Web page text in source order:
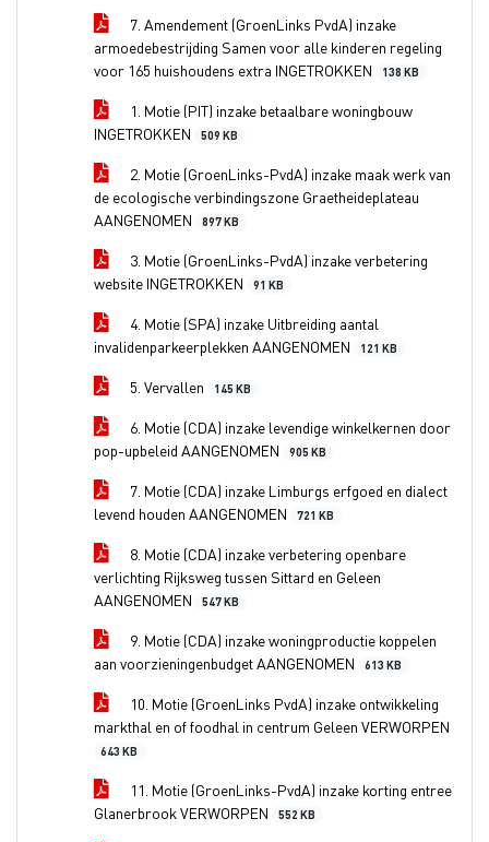
7. Amendement (GroenLinks PvdA) inzake
armoedebestrijding Samen voor alle kinderen regeling
voor 165 huishoudens extra INGETROKKEN
138 KB
1. Motie (PIT) inzake betaalbare woningbouw
INGETROKKEN
509 KB
2. Motie (GroenLinks-PvdA) inzake maak werk van
de ecologische verbindingszone Graetheideplateau
AANGENOMEN
897 KB
3. Motie (GroenLinks-PvdA) inzake verbetering
website INGETROKKEN
91 KB
4. Motie (SPA) inzake Uitbreiding aantal
invalidenparkeerplekken AANGENOMEN
121 KB
5. Vervallen 145 KB
6. Motie (CDA) inzake levendige winkelkernen door
pop-upbeleid AANGENOMEN
905 KB
7. Motie (CDA) inzake Limburgs erfgoed en dialect
levend houden AANGENOMEN
721 KB
8. Motie (CDA) inzake verbetering openbare
verlichting Rijksweg tussen Sittard en Geleen
AANGENOMEN
547 KB
9. Motie (CDA) inzake woningproductie koppelen
aan voorzieningenbudget AANGENOMEN
613 KB
10. Motie (GroenLinks PvdA) inzake ontwikkeling
markthal en of foodhal in centrum Geleen VERWORPEN
643 KB
11. Motie (GroenLinks-PvdA) inzake korting entree
Glanerbrook VERWORPEN
552 KB